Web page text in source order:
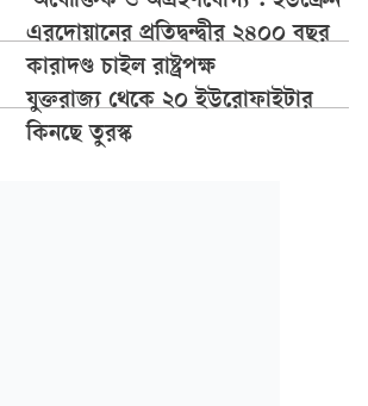
এরদোয়ানের প্রতিদ্বন্দ্বীর ২৪০০ বছর
কারাদণ্ড চাইল রাষ্ট্রপক্ষ
যুক্তরাজ্য থেকে ২০ ইউরোফাইটার
কিনছে তুরস্ক